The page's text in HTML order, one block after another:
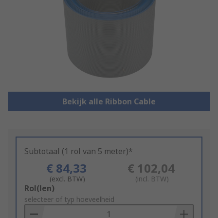
Bekijk alle Ribbon Cable
Subtotaal (1 rol van 5 meter)*
€ 84,33
(excl. BTW)
€ 102,04
(incl. BTW)
Add
to
Basket
Rol(len)
selecteer of typ hoeveelheid